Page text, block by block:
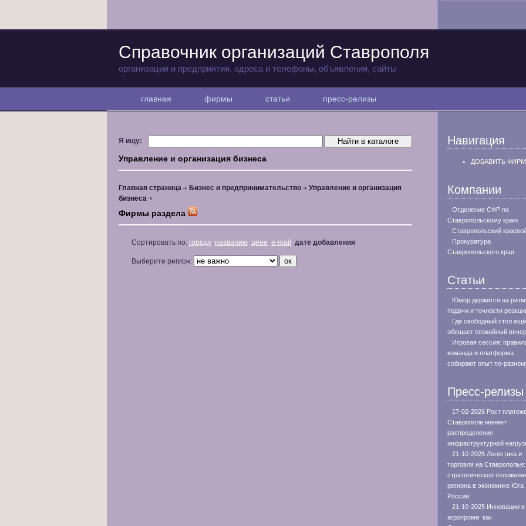
Справочник организаций Ставрополя
организации и предприятия, адреса и телефоны, объявления, сайты
главная фирмы статьи пресс-релизы
Я ищу:
Управление и организация бизнеса
Главная страница Бизнес и предпринимательство
Управление и организация
бизнеса
Фирмы раздела
Сортировать по: городу названию цене e-mail дате добавления
Выберите регион:
Навигация
ДОБАВИТЬ
Компании
Отделение СФР по
Ставропольскому краю
Ставропольский
Прокуратура
Ставропольского края
Статьи
Юмор держится на
подачи и точности
Где свободный стол
обещает спокойный вечер
Игровая сессия:
команда и платформа
собирают опыт по-
Пресс-релизы
17-02-2026 Рост
Ставрополе меняет
распределение
инфраструктурной
21-10-2025 Логистика и
торговля на Ставрополье:
стратегическое
региона в экономике Юга
России
21-10-2025 Инновации в
агропроме: как